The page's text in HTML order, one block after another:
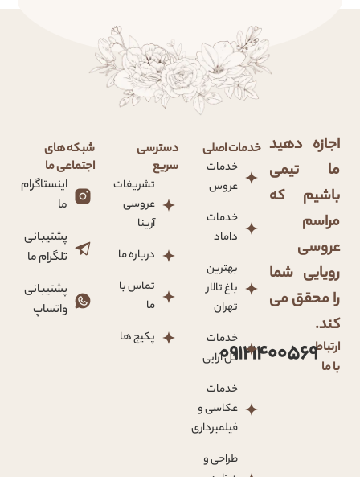
اجازه دهید
ما تیمی
باشیم که
مراسم
عروسی
رویایی شما
را محقق می
کند.
ارتباط
با ما 09121400569
خدمات اصلی
خدمات
عروس
خدمات
داماد
بهترین
باغ تالار
تهران
خدمات
گل آرایی
خدمات
عکاسی و
فیلمبرداری
طراحی و
دسترسی
سریع
تشریفات
عروسی
آرینا
درباره ما
تماس با
ما
پکیج ها
شبکه های
اجتماعی ما
اینستاگرام
ما
پشتیبانی
تلگرام ما
پشتیبانی
واتساپ